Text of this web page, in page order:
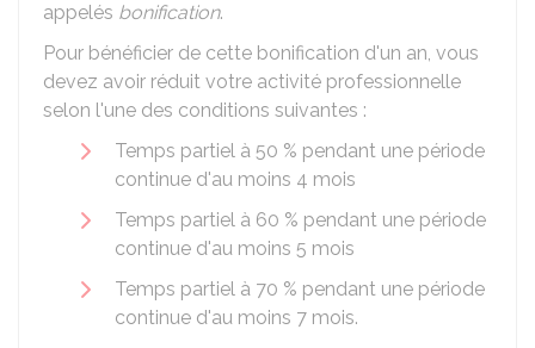
appelés bonification.
Pour bénéficier de cette bonification d'un an, vous
devez avoir réduit votre activité professionnelle
selon l'une des conditions suivantes :
Temps partiel à 50 % pendant une période
continue d'au moins 4 mois
Temps partiel à 60 % pendant une période
continue d'au moins 5 mois
Temps partiel à 70 % pendant une période
continue d'au moins 7 mois.